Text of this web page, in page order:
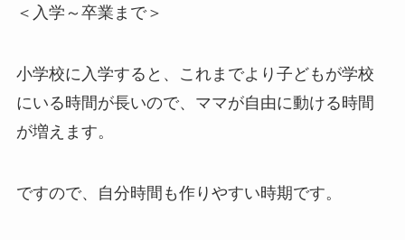
＜入学～卒業まで＞
小学校に入学すると、これまでより子どもが学校
にいる時間が長いので、ママが自由に動ける時間
が増えます。
ですので、自分時間も作りやすい時期です。